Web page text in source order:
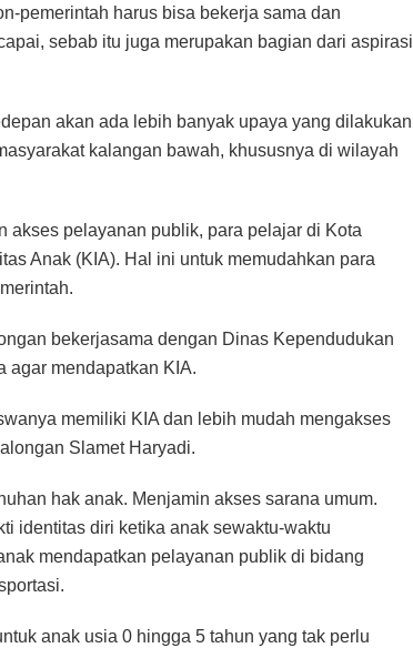
pemerintah harus bisa bekerja sama dan
sebab itu juga merupakan bagian dari aspirasi
akan ada lebih banyak upaya yang dilakukan
kalangan bawah, khususnya di wilayah
akses pelayanan publik, para pelajar di Kota
Anak (KIA). Hal ini untuk memudahkan para
bekerjasama dengan Dinas Kependudukan
agar mendapatkan KIA.
memiliki KIA dan lebih mudah mengakses
Slamet Haryadi.
hak anak. Menjamin akses sarana umum.
identitas diri ketika anak sewaktu-waktu
mendapatkan pelayanan publik di bidang
anak usia 0 hingga 5 tahun yang tak perlu